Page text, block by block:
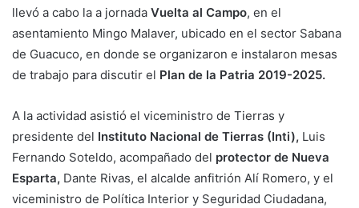
llevó a cabo la a jornada Vuelta al Campo, en el
asentamiento Mingo Malaver, ubicado en el sector Sabana
de Guacuco, en donde se organizaron e instalaron mesas
de trabajo para discutir el Plan de la Patria 2019-2025.
A la actividad asistió el viceministro de Tierras y
presidente del Instituto Nacional de Tierras (Inti), Luis
Fernando Soteldo, acompañado del protector de Nueva
Esparta, Dante Rivas, el alcalde anfitrión Alí Romero, y el
viceministro de Política Interior y Seguridad Ciudadana,